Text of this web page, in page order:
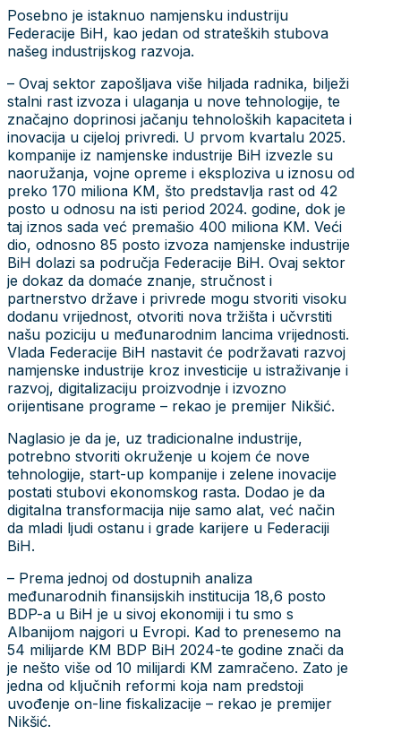
Posebno je istaknuo namjensku industriju
Federacije BiH, kao jedan od strateških stubova
našeg industrijskog razvoja.
– Ovaj sektor zapošljava više hiljada radnika, bilježi
stalni rast izvoza i ulaganja u nove tehnologije, te
značajno doprinosi jačanju tehnoloških kapaciteta i
inovacija u cijeloj privredi. U prvom kvartalu 2025.
kompanije iz namjenske industrije BiH izvezle su
naoružanja, vojne opreme i eksploziva u iznosu od
preko 170 miliona KM, što predstavlja rast od 42
posto u odnosu na isti period 2024. godine, dok je
taj iznos sada već premašio 400 miliona KM. Veći
dio, odnosno 85 posto izvoza namjenske industrije
BiH dolazi sa područja Federacije BiH. Ovaj sektor
je dokaz da domaće znanje, stručnost i
partnerstvo države i privrede mogu stvoriti visoku
dodanu vrijednost, otvoriti nova tržišta i učvrstiti
našu poziciju u međunarodnim lancima vrijednosti.
Vlada Federacije BiH nastavit će podržavati razvoj
namjenske industrije kroz investicije u istraživanje i
razvoj, digitalizaciju proizvodnje i izvozno
orijentisane programe – rekao je premijer Nikšić.
Naglasio je da je, uz tradicionalne industrije,
potrebno stvoriti okruženje u kojem će nove
tehnologije, start-up kompanije i zelene inovacije
postati stubovi ekonomskog rasta. Dodao je da
digitalna transformacija nije samo alat, već način
da mladi ljudi ostanu i grade karijere u Federaciji
BiH.
– Prema jednoj od dostupnih analiza
međunarodnih finansijskih institucija 18,6 posto
BDP-a u BiH je u sivoj ekonomiji i tu smo s
Albanijom najgori u Evropi. Kad to prenesemo na
54 milijarde KM BDP BiH 2024-te godine znači da
je nešto više od 10 milijardi KM zamračeno. Zato je
jedna od ključnih reformi koja nam predstoji
uvođenje on-line fiskalizacije – rekao je premijer
Nikšić.